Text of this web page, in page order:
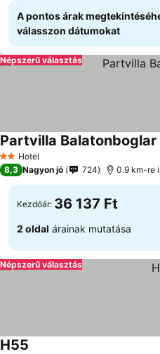
A pontos árak
válasszon dátumokat
Népszerű választás
2 Kategória
Hotel
Partvilla Balatonboglar
8,3 Nagyon jó 724 0.9 km-re
Kezdőár: 36 137 Ft
2 oldal árainak mutatása
Népszerű választás
H55